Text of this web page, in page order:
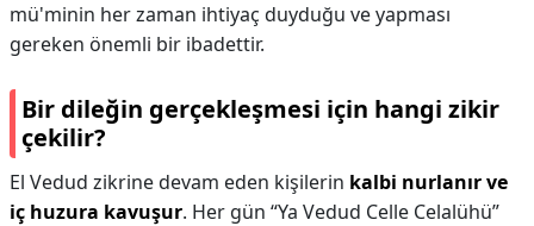
mü'minin her zaman ihtiyaç duyduğu ve yapması
gereken önemli bir ibadettir.
Bir dileğin gerçekleşmesi için hangi zikir
çekilir?
El Vedud zikrine devam eden kişilerin kalbi nurlanır ve
iç huzura kavuşur. Her gün “Ya Vedud Celle Celalühü”